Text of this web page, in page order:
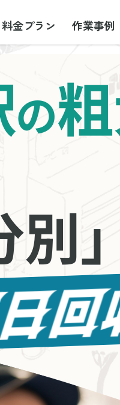
料金プラン 作業事例
の
別